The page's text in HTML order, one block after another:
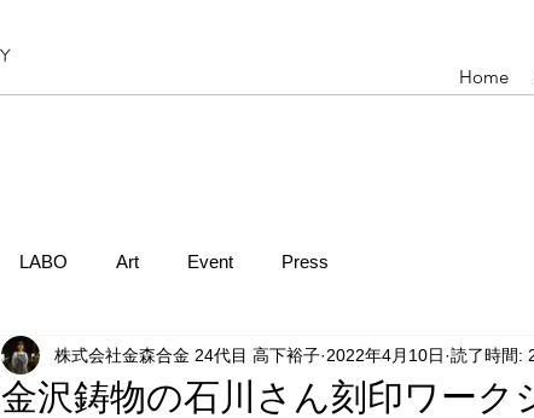
Home
LABO Art Event Press
金沢鋳物の石川さん刻印ワーク
株式会社金森合金 24代目 高下裕子 2022年4月10日 読了時間: